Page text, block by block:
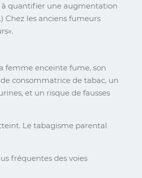
à quantifier une augmentation
Chez les anciens fumeurs
.
femme enceinte fume, son
consommatrice de tabac, un
et un risque de fausses
Le tabagisme parental
fréquentes des voies